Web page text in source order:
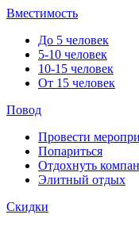
Вместимость
До 5 человек
5-10 человек
10-15 человек
От 15 человек
Повод
Провести
Попариться
Отдохнуть
Элитный отдых
Скидки